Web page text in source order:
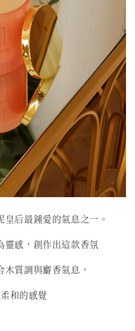
后最鍾愛的氣息之一。
靈感，創作出這款香氛
質調與麝香氣息，
和的感覺